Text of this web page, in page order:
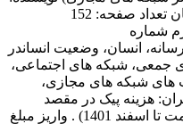
سید عرفان جلالی قیمت: 55هزارتومان تعداد صفحه: 152
قطع:رقعی وزن: 186گرم شماره
978 موضوع: رسانه، انسان، وضعیت انساندر
جمعی، شبکه های اجتماعی،
های شبکه های مجازی،
هزینه پیک در مقصد
ارسال شهرستان: 45 هزار تومان (قیمت تا اسفند 1401) . واریز مبلغ